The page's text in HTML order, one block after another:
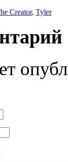
Creator, Tyler